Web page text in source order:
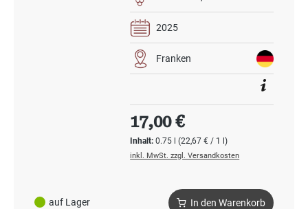
auf Lager
2025
Franken
Inhalt:0.75 l(22,67 € / 1 l)
Regulärer Preis:
17,00 €
inkl. MwSt. zzgl. Versandkosten
In den Warenkorb